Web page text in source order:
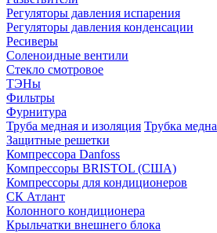
Регуляторы давления испарения
Регуляторы давления конденсации
Ресиверы
Соленоидные вентили
Стекло смотровое
ТЭНы
Фильтры
Фурнитура
Труба медная и изоляция Трубка
Защитные решетки
Компрессора Danfoss
Компрессоры BRISTOL (США)
Компрессоры для кондиционеров
СК Атлант
Колонного кондиционера
Крыльчатки внешнего блока